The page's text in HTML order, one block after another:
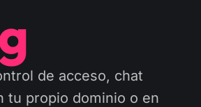
de acceso, chat
tu propio dominio o en